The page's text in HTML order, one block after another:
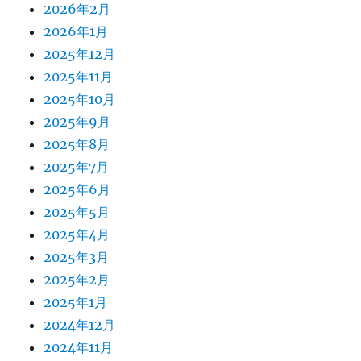
2026年2月
2026年1月
2025年12月
2025年11月
2025年10月
2025年9月
2025年8月
2025年7月
2025年6月
2025年5月
2025年4月
2025年3月
2025年2月
2025年1月
2024年12月
2024年11月